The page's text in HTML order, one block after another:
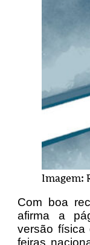
Imagem:
Com boa
afirma a
versão física
feiras